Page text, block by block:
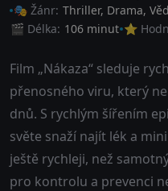
🎭 Žánr: Thriller, Drama,
🎬 Délka: 106 minut ⭐
Film „Nákaza“ sleduje
přenosného viru, který
dnů. S rychlým šířením
světe snaží najít lék a
ještě rychleji, než
pro kontrolu a prevenci